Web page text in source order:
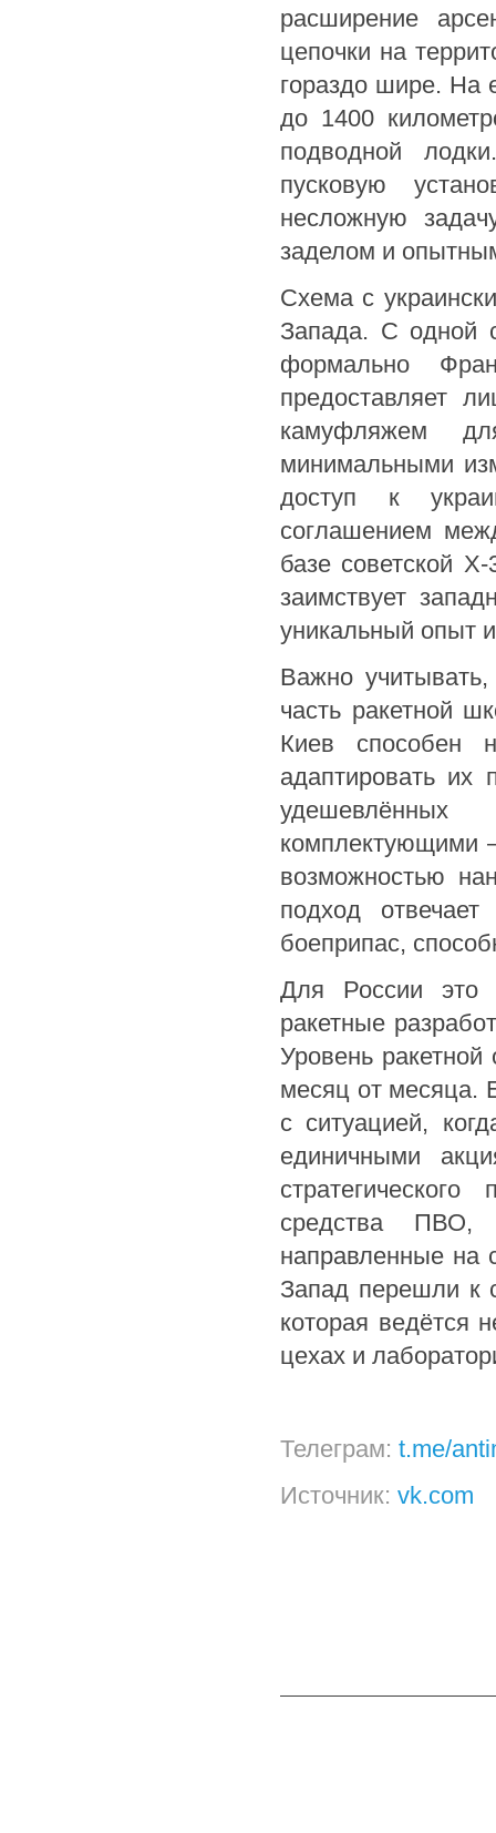
расширение
цепочки на
гораздо шире. На
до 1400
подводной
пусковую
несложную
заделом и
Схема с
Запада. С одной
формально
предоставляет
камуфляжем
минимальными
доступ к
соглашением
базе советской
заимствует
уникальный опыт
Важно
часть ракетной
Киев способен
адаптировать
комплектующими
возможностью
подход
боеприпас,
Для России это
ракетные
Уровень
месяц от месяца.
с ситуацией,
единичными
средства ПВО,
направленные на
Запад перешли к
которая ведётся
цехах и
Телеграм: t.me/
Источник: vk.com